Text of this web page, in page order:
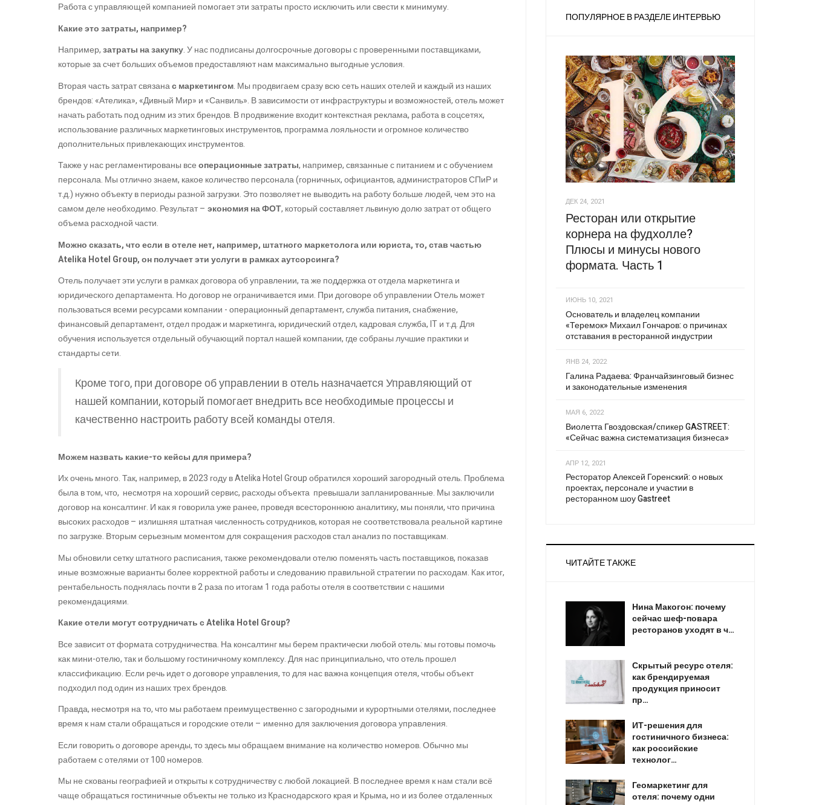
Работа с управляющей компанией помогает эти затраты просто исключить или свести к минимуму.
Какие это затраты, например?
Например,затраты на закупку. У нас подписаны долгосрочные договоры с проверенными поставщиками,
которые за счет больших объемов предоставляют нам максимально выгодные условия.
Вторая часть затрат связанас маркетингом. Мы продвигаем сразу всю сеть наших отелей и каждый из наших
брендов: «Ателика», «Дивный Мир» и «Санвиль». В зависимости от инфраструктуры и возможностей, отель может
начать работать под одним из этих брендов. В продвижение входит контекстная реклама, работа в соцсетях,
использование различных маркетинговых инструментов, программа лояльности и огромное количество
дополнительных привлекающих инструментов.
Также у нас регламентированы всеоперационные затраты, например, связанные с питанием и с обучением
персонала. Мы отлично знаем, какое количество персонала (горничных, официантов, администраторов СПиР и
т.д.) нужно объекту в периоды разной загрузки. Это позволяет не выводить на работу больше людей, чем это на
самом деле необходимо. Результат – экономия на ФОТ, который составляет львиную долю затрат от общего
объема расходной части.
Можно сказать, что если в отеле нет, например, штатного маркетолога или юриста, то, став частью
Atelika Hotel Group, он получает эти услуги в рамках аутсорсинга?
Отель получает эти услуги в рамках договора об управлении, та же поддержка от отдела маркетинга и
юридического департамента. Но договор не ограничивается ими. При договоре об управлении Отель может
пользоваться всеми ресурсами компании - операционный департамент, служба питания, снабжение,
финансовый департамент, отдел продаж и маркетинга, юридический отдел, кадровая служба, IT и т.д. Для
обучения используется отдельный обучающий портал нашей компании, где собраны лучшие практики и
стандарты сети.
Кроме того, при договоре об управлении в отель назначается Управляющий от
нашей компании, который помогает внедрить все необходимые процессы и
качественно настроить работу всей команды отеля.
Можем назвать какие-то кейсы для примера?
Их очень много. Так, например, в 2023 году в Atelika Hotel Group обратился хороший загородный отель. Проблема
была в том, что, несмотря на хороший сервис, расходы объекта превышали запланированные. Мы заключили
договор на консалтинг. И как я говорила уже ранее, проведя всестороннюю аналитику, мы поняли, что причина
высоких расходов – излишняя штатная численность сотрудников, которая не соответствовала реальной картине
по загрузке. Вторым серьезным моментом для сокращения расходов стал анализ по поставщикам.
Мы обновили сетку штатного расписания, также рекомендовали отелю поменять часть поставщиков, показав
иные возможные варианты более корректной работы и следованию правильной стратегии по расходам. Как итог,
рентабельность поднялась почти в 2 раза по итогам 1 года работы отеля в соответствии с нашими
рекомендациями.
Какие отели могут сотрудничать с Atelika Hotel Group?
Все зависит от формата сотрудничества. На консалтинг мы берем практически любой отель: мы готовы помочь
как мини-отелю, так и большому гостиничному комплексу. Для нас принципиально, что отель прошел
классификацию. Если речь идет о договоре управления, то для нас важна концепция отеля, чтобы объект
подходил под один из наших трех брендов.
Правда, несмотря на то, что мы работаем преимущественно с загородными и курортными отелями, последнее
время к нам стали обращаться и городские отели – именно для заключения договора управления.
Если говорить о договоре аренды, то здесь мы обращаем внимание на количество номеров. Обычно мы
работаем с отелями от 100 номеров.
Мы не скованы географией и открыты к сотрудничеству с любой локацией. В последнее время к нам стали всё
чаще обращаться гостиничные объекты не только из Краснодарского края и Крыма, но и из более отдаленных
ПОПУЛЯРНОЕ В РАЗДЕЛЕ ИНТЕРВЬЮ
ДЕК 24, 2021
Ресторан или открытие
корнера на фудхолле?
Плюсы и минусы нового
формата. Часть 1
ИЮНЬ 10, 2021
Основатель и владелец компании
«Теремок» Михаил Гончаров: о причинах
отставания в ресторанной индустрии
ЯНВ 24, 2022
Галина Радаева: Франчайзинговый бизнес
и законодательные изменения
МАЯ 6, 2022
Виолетта Гвоздовская/спикер GASTREET:
«Сейчас важна систематизация бизнеса»
АПР 12, 2021
Ресторатор Алексей Горенский: о новых
проектах, персонале и участии в
ресторанном шоу Gastreet
ЧИТАЙТЕ ТАКЖЕ
Нина Макогон: почему
сейчас шеф-повара
ресторанов уходят в ч…
Скрытый ресурс отеля:
как брендируемая
продукция приносит
пр…
ИТ-решения для
гостиничного бизнеса:
как российские
технолог…
Геомаркетинг для
отеля: почему одни